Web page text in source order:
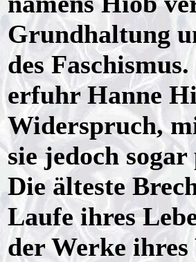
Grundhaltung
des
erfuhr Hanne
Widerspruch,
sie jedoch
Die älteste
Laufe ihres
der Werke ihres